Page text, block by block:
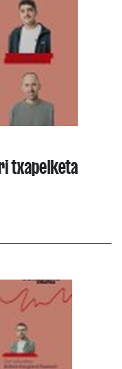
txapelketa